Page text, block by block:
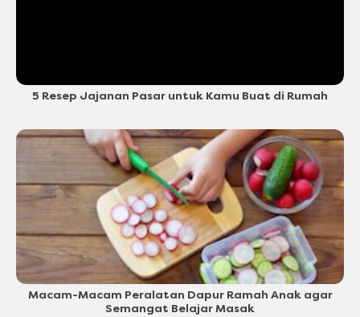
5 Resep Jajanan Pasar untuk Kamu Buat di Rumah
Macam-Macam Peralatan Dapur Ramah Anak agar
Semangat Belajar Masak